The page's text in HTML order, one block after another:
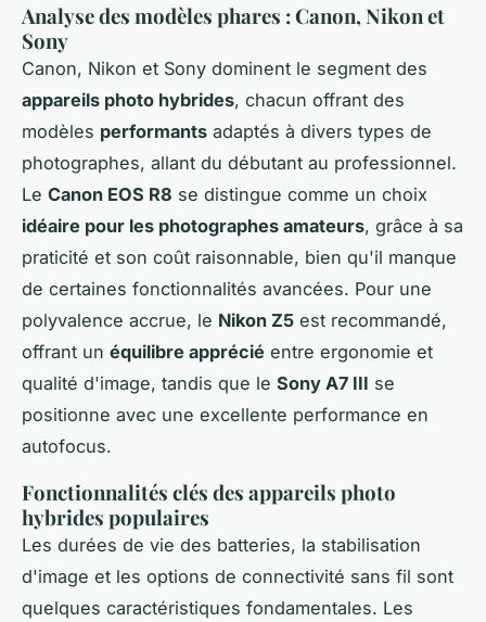
Analyse des modèles phares : Canon, Nikon et
Sony
Canon, Nikon et Sony dominent le segment des
appareils photo hybrides, chacun offrant des
modèles performants adaptés à divers types de
photographes, allant du débutant au professionnel.
Le Canon EOS R8 se distingue comme un choix
idéaire pour les photographes amateurs, grâce à sa
praticité et son coût raisonnable, bien qu'il manque
de certaines fonctionnalités avancées. Pour une
polyvalence accrue, le Nikon Z5 est recommandé,
offrant un équilibre apprécié entre ergonomie et
qualité d'image, tandis que le Sony A7 III se
positionne avec une excellente performance en
autofocus.
Fonctionnalités clés des appareils photo
hybrides populaires
Les durées de vie des batteries, la stabilisation
d'image et les options de connectivité sans fil sont
quelques caractéristiques fondamentales. Les